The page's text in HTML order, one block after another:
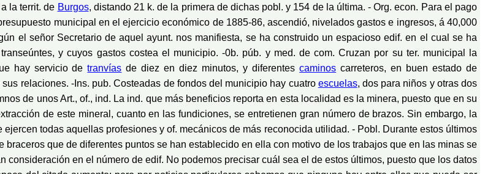
la territ. de Burgos, distando 21 k. de la primera de dichas pobl. y 154 de la última. - Org. econ. Para el pago
municipal en el ejercicio económico de 1885-86, ascendió, nivelados gastos e ingresos, á 40,000
el señor Secretario de aquel ayunt. nos manifiesta, se ha construido un espacioso edif. en el cual se ha
y cuyos gastos costea el municipio. -0b. púb. y med. de com. Cruzan por su ter. municipal la
hay servicio detranvías de diez en diez minutos, y diferentescaminos carreteros, en buen estado de
relaciones. -Ins. pub. Costeadas de fondos del municipio hay cuatro escuelas, dos para niños y otras dos
de unos Art., of., ind. La ind. que más beneficios reporta en esta localidad es la minera, puesto que en su
de este mineral, cuanto en las fundiciones, se entretienen gran número de brazos. Sin embargo, la
todas aquellas profesiones y of. mecánicos de más reconocida utilidad. - Pobl. Durante estos últimos
que de diferentes puntos se han establecido en ella con motivo de los trabajos que en las minas se
en el número de edif. No podemos precisar cuál sea el de estos últimos, puesto que los datos